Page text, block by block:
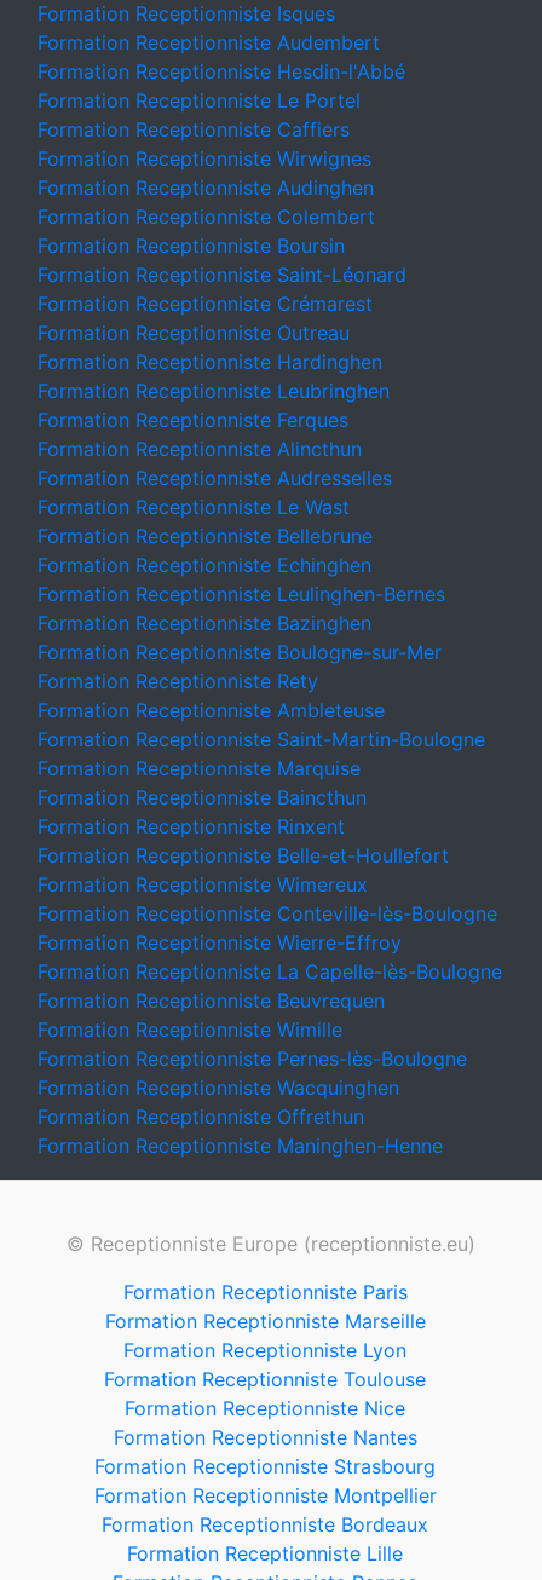
Formation Receptionniste Isques
Formation Receptionniste Audembert
Formation Receptionniste Hesdin-l'Abbé
Formation Receptionniste Le Portel
Formation Receptionniste Caffiers
Formation Receptionniste Wirwignes
Formation Receptionniste Audinghen
Formation Receptionniste Colembert
Formation Receptionniste Boursin
Formation Receptionniste Saint-Léonard
Formation Receptionniste Crémarest
Formation Receptionniste Outreau
Formation Receptionniste Hardinghen
Formation Receptionniste Leubringhen
Formation Receptionniste Ferques
Formation Receptionniste Alincthun
Formation Receptionniste Audresselles
Formation Receptionniste Le Wast
Formation Receptionniste Bellebrune
Formation Receptionniste Echinghen
Formation Receptionniste Leulinghen-Bernes
Formation Receptionniste Bazinghen
Formation Receptionniste Boulogne-sur-Mer
Formation Receptionniste Rety
Formation Receptionniste Ambleteuse
Formation Receptionniste Saint-Martin-Boulogne
Formation Receptionniste Marquise
Formation Receptionniste Baincthun
Formation Receptionniste Rinxent
Formation Receptionniste Belle-et-Houllefort
Formation Receptionniste Wimereux
Formation Receptionniste Conteville-lès-Boulogne
Formation Receptionniste Wierre-Effroy
Formation Receptionniste La Capelle-lès-Boulogne
Formation Receptionniste Beuvrequen
Formation Receptionniste Wimille
Formation Receptionniste Pernes-lès-Boulogne
Formation Receptionniste Wacquinghen
Formation Receptionniste Offrethun
Formation Receptionniste Maninghen-Henne
© Receptionniste Europe (receptionniste.eu)
Formation Receptionniste Paris
Formation Receptionniste Marseille
Formation Receptionniste Lyon
Formation Receptionniste Toulouse
Formation Receptionniste Nice
Formation Receptionniste Nantes
Formation Receptionniste Strasbourg
Formation Receptionniste Montpellier
Formation Receptionniste Bordeaux
Formation Receptionniste Lille